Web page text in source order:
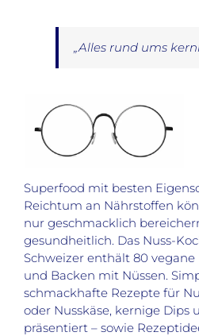
Alles rund ums
Superfood mit besten
Reichtum an Nährstoffen
nur geschmacklich
gesundheitlich. Das Nuss-
Schweizer enthält 80
und Backen mit Nüssen.
schmackhafte Rezepte für
oder Nusskäse, kernige Dips
präsentiert – sowie